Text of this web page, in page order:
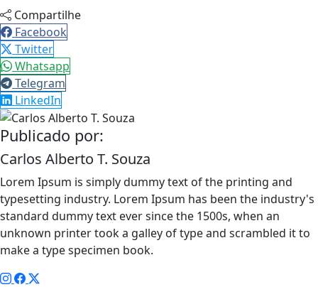
Compartilhe
Facebook
Twitter
Whatsapp
Telegram
LinkedIn
Publicado por:
Carlos Alberto T. Souza
Lorem Ipsum is simply dummy text of the printing and
typesetting industry. Lorem Ipsum has been the industry's
standard dummy text ever since the 1500s, when an
unknown printer took a galley of type and scrambled it to
make a type specimen book.